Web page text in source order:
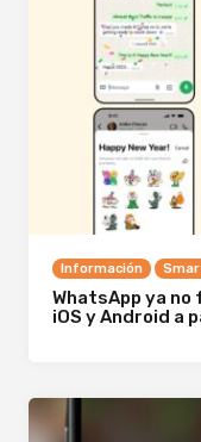
Información
WhatsApp ya
iOS y Android a